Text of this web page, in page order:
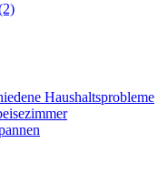
Haushaltsprobleme